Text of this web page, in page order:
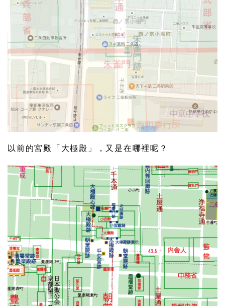
以前的宮殿「大極殿」，又是在哪裡呢？